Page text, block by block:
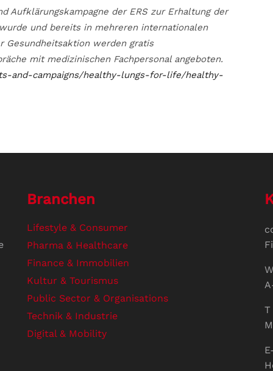
der ERS zur Erhaltung der
und bereits in mehreren internationalen
Gesundheitsaktion werden gratis
mit medizinischen Fachpersonal angeboten.
and-campaigns/healthy-lungs-for-life/healthy-
Branchen
Lifestyle & Consumer
Pharma & Healthcare
Finance & Immobilien
Kultur & Tourismus
Public Sector & Organisations
Technik & Industrie
Digital & Mobility
T